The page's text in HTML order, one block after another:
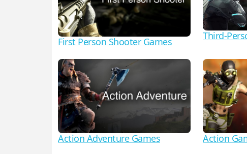
First Person Shooter Games
Third-
Action Adventure Games Action